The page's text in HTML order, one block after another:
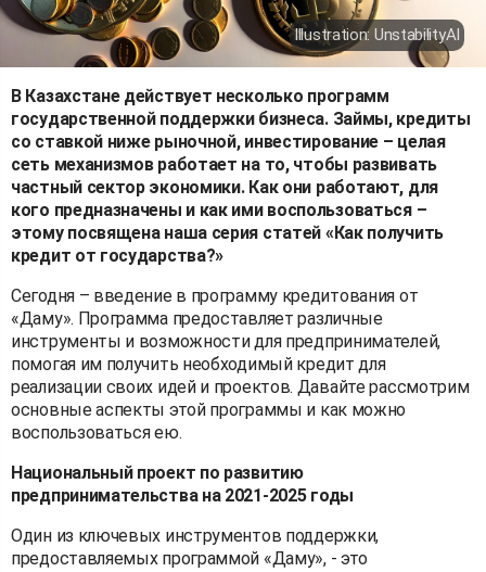
Illustration: UnstabilityAI
В Казахстане действует несколько программ
государственной поддержки бизнеса. Займы, кредиты
со ставкой ниже рыночной, инвестирование – целая
сеть механизмов работает на то, чтобы развивать
частный сектор экономики. Как они работают, для
кого предназначены и как ими воспользоваться –
этому посвящена наша серия статей «Как получить
кредит от государства?»
Сегодня – введение в программу кредитования от
«Даму». Программа предоставляет различные
инструменты и возможности для предпринимателей,
помогая им получить необходимый кредит для
реализации своих идей и проектов. Давайте рассмотрим
основные аспекты этой программы и как можно
воспользоваться ею.
Национальный проект по развитию
предпринимательства на 2021-2025 годы
Один из ключевых инструментов поддержки,
предоставляемых программой «Даму», - это